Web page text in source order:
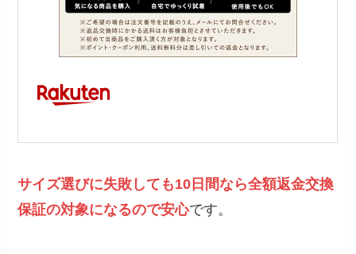
サイズ選びに失敗しても10日間なら全額返金交換
保証の対象になるので安心です。